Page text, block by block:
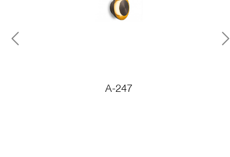
Previous
A-247